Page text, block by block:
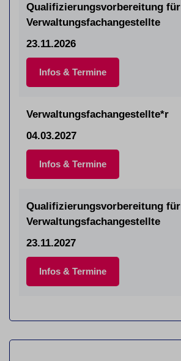
Qualifizierungsvorbereitung für
Verwaltungsfachangestellte
23.11.2026
Infos & Termine
Verwaltungsfachangestellte*r
04.03.2027
Infos & Termine
Qualifizierungsvorbereitung für
Verwaltungsfachangestellte
23.11.2027
Infos & Termine